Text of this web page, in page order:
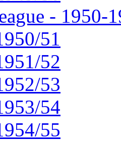
- 1950-
51
52
53
54
55